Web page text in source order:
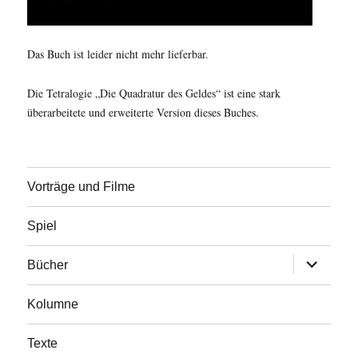
Das Buch ist leider nicht mehr lieferbar.
Die Tetralogie „Die Quadratur des Geldes“ ist eine stark
überarbeitete und erweiterte Version dieses Buches.
Vorträge und Filme
Spiel
Bücher
öffnen
Kolumne
Texte